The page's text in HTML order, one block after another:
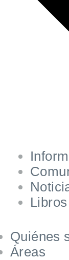
Quiénes
Áreas